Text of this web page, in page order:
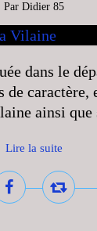
Par Didier 85
dans le
ainsi
Lire la suite